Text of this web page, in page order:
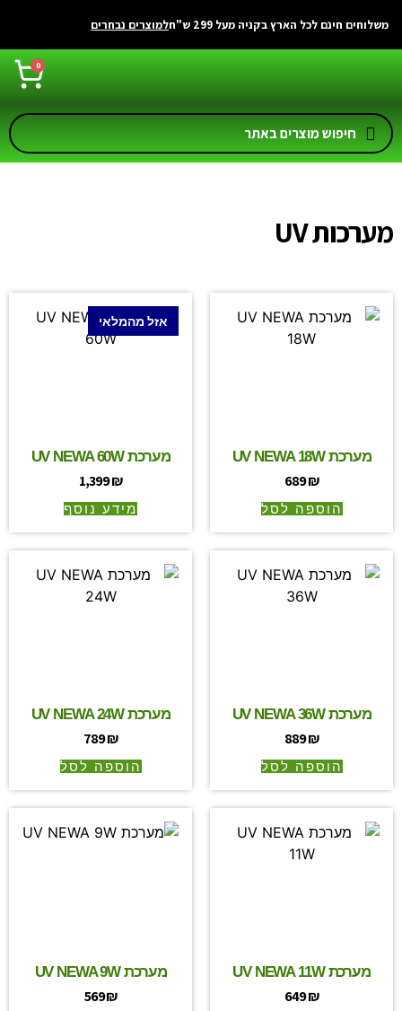
משלוחים חינם לכל הארץ בקניה מעל 299 ש"ח למוצרים נבחרים
0
מערכות UV
מערכת UV NEWA 18W
689₪
הוספה לסל
אזל מהמלאי
מערכת UV NEWA 60W
1,399₪
מידע נוסף
מערכת UV NEWA 36W
889₪
הוספה לסל
מערכת UV NEWA 24W
789₪
הוספה לסל
מערכת UV NEWA 11W
649₪
מערכת UV NEWA 9W
569₪